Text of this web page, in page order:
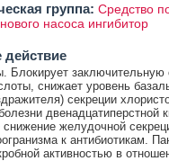
группа: Средство
насоса ингибитор
Блокирует заключительную
снижает уровень
секреции
двенадцатиперстной
снижение желудочной
к антибиотикам.
активностью в